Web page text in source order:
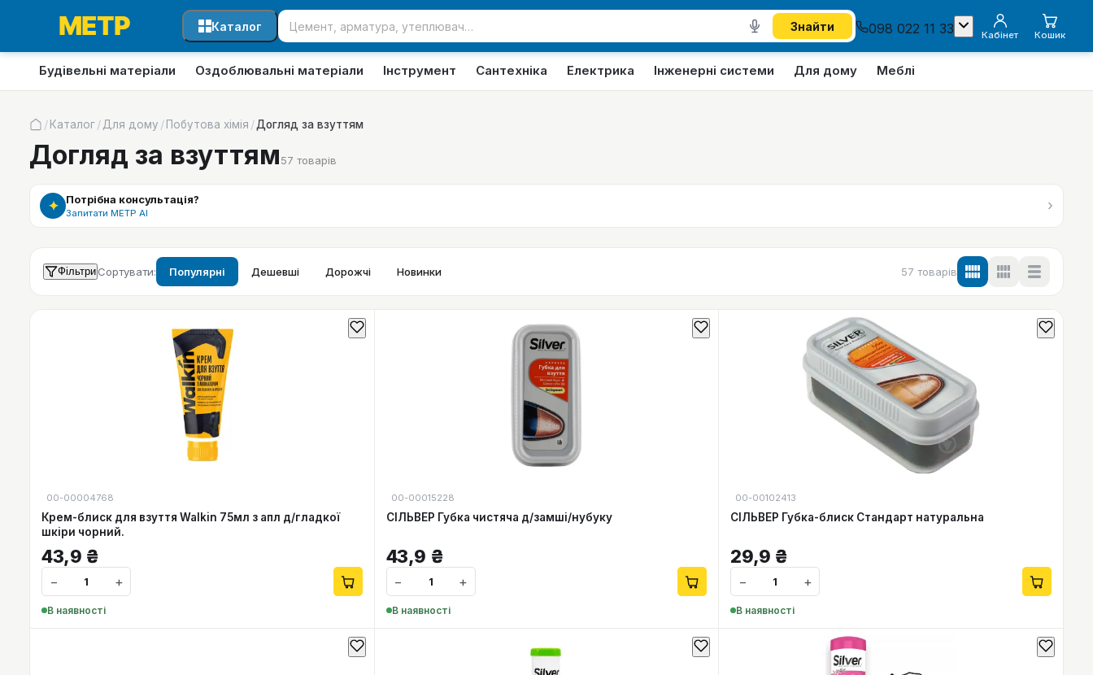
Каталог Знайти 098 022 11 33 Кабінет Кошик
Будівельні матеріали Оздоблювальні матеріали Інструмент Сантехніка Електрика Інженерні системи Для дому Меблі
/Каталог/ Для дому /Побутова хімія /Догляд за взуттям
Догляд за взуттям57 товарів
✦ Потрібна консультація?
Запитати МЕТР АІ ›
Фільтри Сортувати: Популярні Дешевші Дорожчі Новинки 57 товарів
00-00004768
Крем-блиск для взуття Walkin 75мл з апл д/гладкої
шкіри чорний.
43,9 ₴
− +
В наявності
00-00015228
СІЛЬВЕР Губка чистяча д/замші/нубуку
43,9 ₴
− +
В наявності
00-00102413
СІЛЬВЕР Губка-блиск Стандарт натуральна
29,9 ₴
− +
В наявності